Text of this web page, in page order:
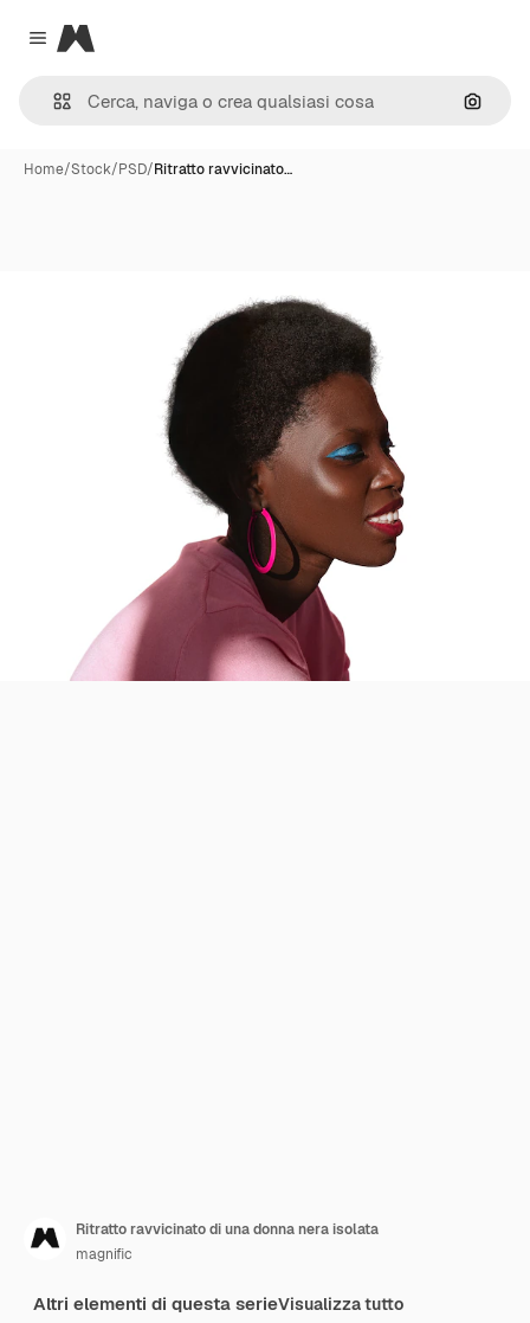
Close menu
Magnific
Cerca
Home/Stock/PSD/Ritratto ravvicinato…
Ritratto ravvicinato di una donna nera isolata
magnific
Altri elementi di questa serieVisualizza tutto